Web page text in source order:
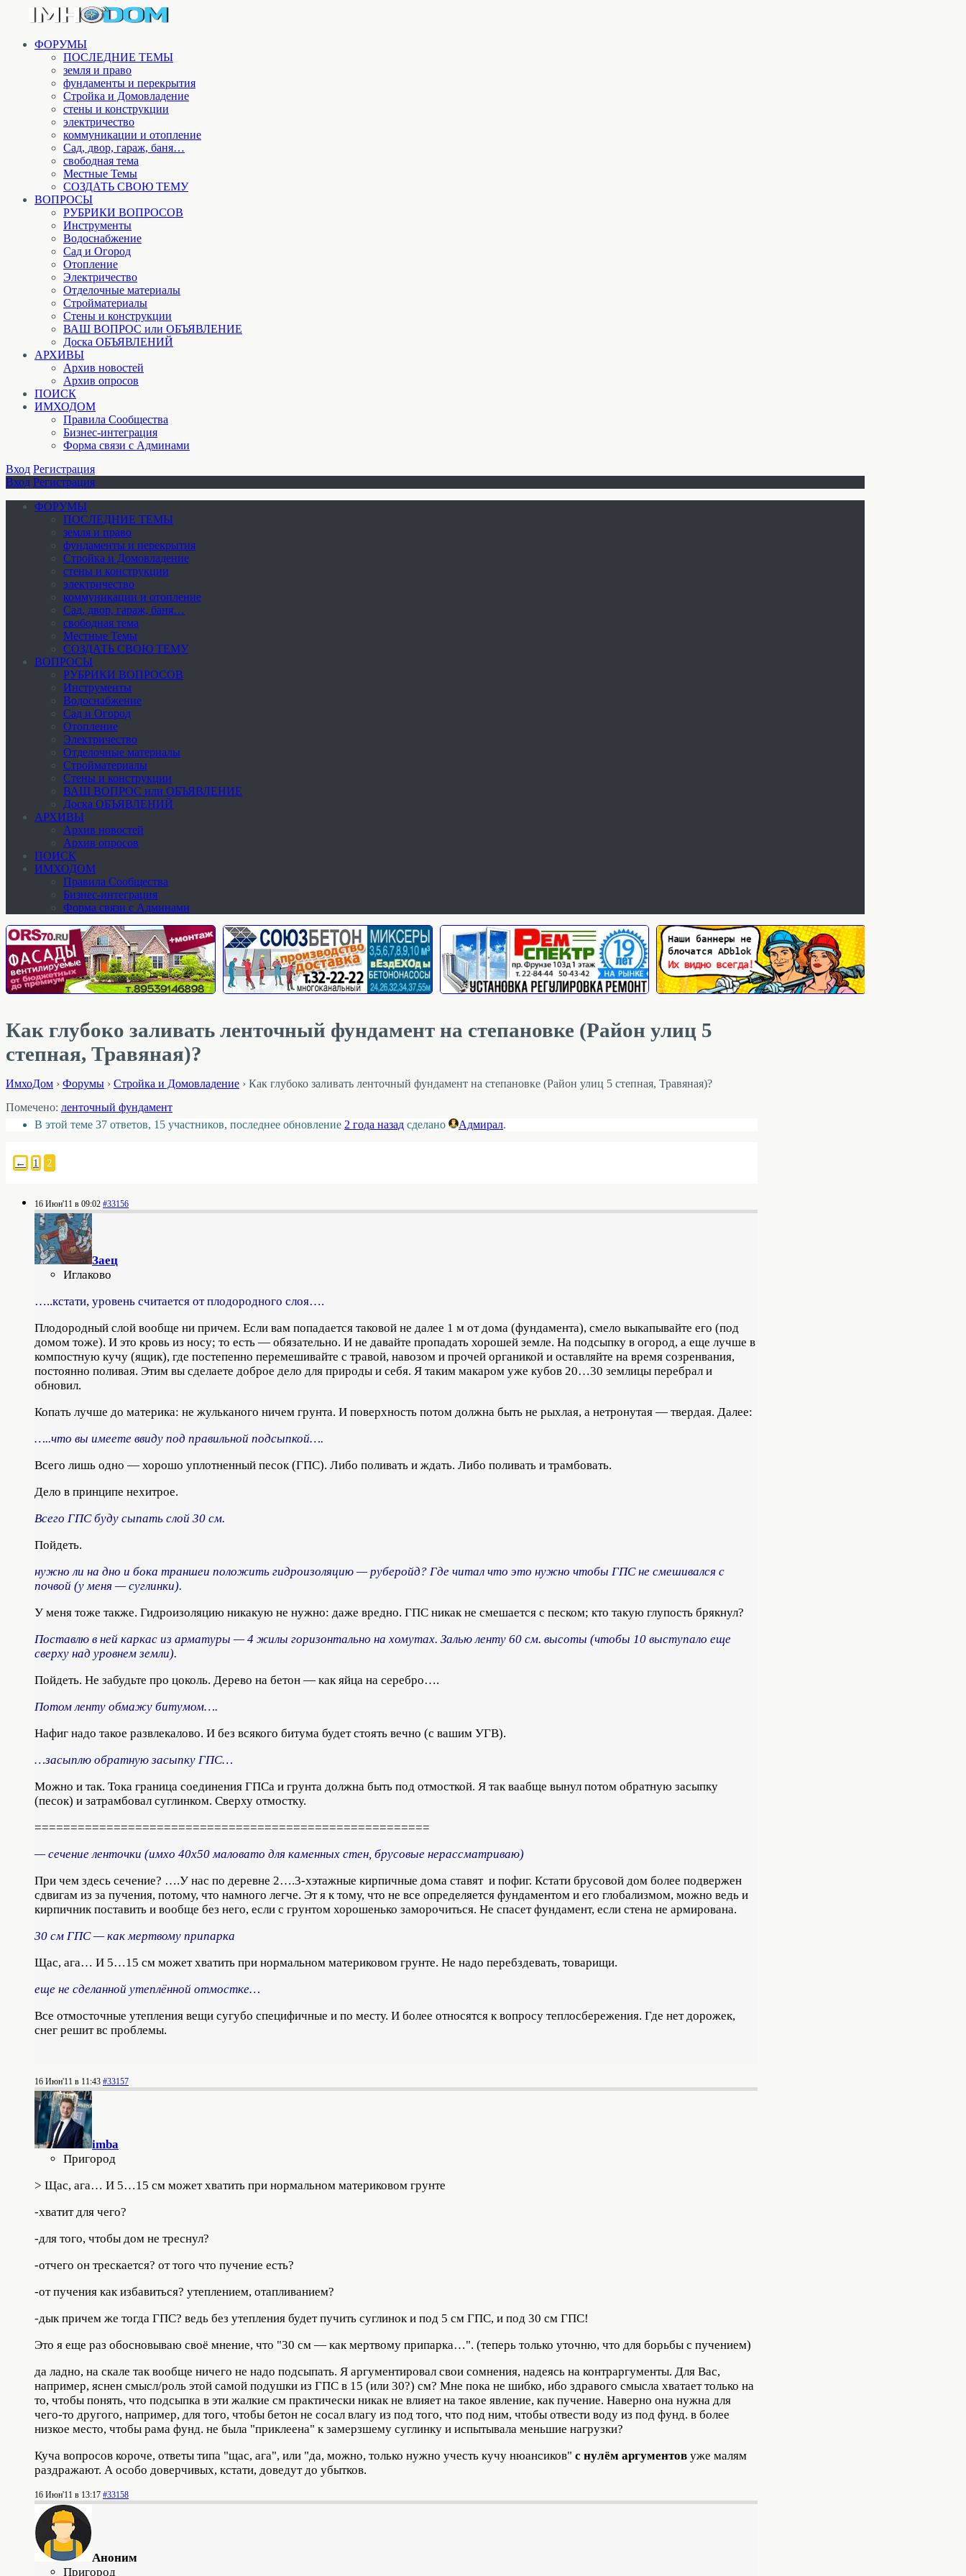
ФОРУМЫ
ПОСЛЕДНИЕ ТЕМЫ
земля и право
фундаменты и перекрытия
Стройка и Домовладение
стены и конструкции
электричество
коммуникации и отопление
Cад, двор, гараж, баня…
свободная тема
Местные Темы
СОЗДАТЬ СВОЮ ТЕМУ
ВОПРОСЫ
РУБРИКИ ВОПРОСОВ
Инструменты
Водоснабжение
Сад и Огород
Отопление
Электричество
Отделочные материалы
Стройматериалы
Стены и конструкции
ВАШ ВОПРОС или ОБЪЯВЛЕНИЕ
Доска ОБЪЯВЛЕНИЙ
АРХИВЫ
Архив новостей
Архив опросов
ПОИСК
ИМХОДОМ
Правила Сообщества
Бизнес-интеграция
Форма связи с Админами
Вход Регистрация
Вход Регистрация
ФОРУМЫ
ПОСЛЕДНИЕ ТЕМЫ
земля и право
фундаменты и перекрытия
Стройка и Домовладение
стены и конструкции
электричество
коммуникации и отопление
Cад, двор, гараж, баня…
свободная тема
Местные Темы
СОЗДАТЬ СВОЮ ТЕМУ
ВОПРОСЫ
РУБРИКИ ВОПРОСОВ
Инструменты
Водоснабжение
Сад и Огород
Отопление
Электричество
Отделочные материалы
Стройматериалы
Стены и конструкции
ВАШ ВОПРОС или ОБЪЯВЛЕНИЕ
Доска ОБЪЯВЛЕНИЙ
АРХИВЫ
Архив новостей
Архив опросов
ПОИСК
ИМХОДОМ
Правила Сообщества
Бизнес-интеграция
Форма связи с Админами
Как глубоко заливать ленточный фундамент на степановке (Район улиц 5
степная, Травяная)?
ИмхоДом › Форумы › Стройка и Домовладение › Как глубоко заливать ленточный фундамент на степановке (Район улиц 5 степная, Травяная)?
Помечено: ленточный фундамент
В этой теме 37 ответов, 15 участников, последнее обновление 2 года назад сделано Адмирал.
← 1 2
16 Июн'11 в 09:02 #33156
Заец
Иглаково
…..кстати, уровень считается от плодородного слоя….
Плодородный слой вообще ни причем. Если вам попадается таковой не далее 1 м от дома (фундамента), смело выкапывайте его (под
домом тоже). И это кровь из носу; то есть — обязательно. И не давайте пропадать хорошей земле. На подсыпку в огород, а еще лучше в
компостную кучу (ящик), где постепенно перемешивайте с травой, навозом и прочей органикой и оставляйте на время созренвания,
постоянно поливая. Этим вы сделаете доброе дело для природы и себя. Я таким макаром уже кубов 20…30 землицы перебрал и
обновил.
Копать лучше до материка: не жульканого ничем грунта. И поверхность потом должна быть не рыхлая, а нетронутая — твердая. Далее:
…..что вы имеете ввиду под правильной подсыпкой….
Всего лишь одно — хорошо уплотненный песок (ГПС). Либо поливать и ждать. Либо поливать и трамбовать.
Дело в принципе нехитрое.
Всего ГПС буду сыпать слой 30 см.
Пойдеть.
нужно ли на дно и бока траншеи положить гидроизоляцию — руберойд? Где читал что это нужно чтобы ГПС не смешивался с
почвой (у меня — суглинки).
У меня тоже также. Гидроизоляцию никакую не нужно: даже вредно. ГПС никак не смешается с песком; кто такую глупость брякнул?
Поставлю в ней каркас из арматуры — 4 жилы горизонтально на хомутах. Залью ленту 60 см. высоты (чтобы 10 выступало еще
сверху над уровнем земли).
Пойдеть. Не забудьте про цоколь. Дерево на бетон — как яйца на серебро….
Потом ленту обмажу битумом….
Нафиг надо такое развлекалово. И без всякого битума будет стоять вечно (с вашим УГВ).
…засыплю обратную засыпку ГПС…
Можно и так. Тока граница соединения ГПСа и грунта должна быть под отмосткой. Я так ваабще вынул потом обратную засыпку
(песок) и затрамбовал суглинком. Сверху отмостку.
=======================================================
— сечение ленточки (имхо 40х50 маловато для каменных стен, брусовые нерассматриваю)
При чем здесь сечение? ….У нас по деревне 2….3-хэтажные кирпичные дома ставят и пофиг. Кстати брусовой дом более подвержен
сдвигам из за пучения, потому, что намного легче. Эт я к тому, что не все определяется фундаментом и его глобализмом, можно ведь и
кирпичник поставить и вообще без него, если с грунтом хорошенько заморочиться. Не спасет фундамент, если стена не армирована.
30 см ГПС — как мертвому припарка
Щас, ага… И 5…15 см может хватить при нормальном материковом грунте. Не надо перебздевать, товарищи.
еще не сделанной утеплённой отмостке…
Все отмосточные утепления вещи сугубо специфичные и по месту. И более относятся к вопросу теплосбережения. Где нет дорожек,
снег решит вс проблемы.
16 Июн'11 в 11:43 #33157
imba
Пригород
> Щас, ага… И 5…15 см может хватить при нормальном материковом грунте
-хватит для чего?
-для того, чтобы дом не треснул?
-отчего он трескается? от того что пучение есть?
-от пучения как избавиться? утеплением, отапливанием?
-дык причем же тогда ГПС? ведь без утепления будет пучить суглинок и под 5 см ГПС, и под 30 см ГПС!
Это я еще раз обосновываю своё мнение, что "30 см — как мертвому припарка…". (теперь только уточню, что для борьбы с пучением)
да ладно, на скале так вообще ничего не надо подсыпать. Я аргументировал свои сомнения, надеясь на контраргументы. Для Вас,
например, яснен смысл/роль этой самой подушки из ГПС в 15 (или 30?) см? Мне пока не шибко, ибо здравого смысла хватает только на
то, чтобы понять, что подсыпка в эти жалкие см практически никак не влияет на такое явление, как пучение. Наверно она нужна для
чего-то другого, например, для того, чтобы бетон не сосал влагу из под того, что под ним, чтобы отвести воду из под фунд. в более
низкое место, чтобы рама фунд. не была "приклеена" к замерзшему суглинку и испытывала меньшие нагрузки?
Куча вопросов короче, ответы типа "щас, ага", или "да, можно, только нужно учесть кучу нюансиков" с нулём аргументов уже малям
раздражают. А особо доверчивых, кстати, доведут до убытков.
16 Июн'11 в 13:17 #33158
Аноним
Пригород